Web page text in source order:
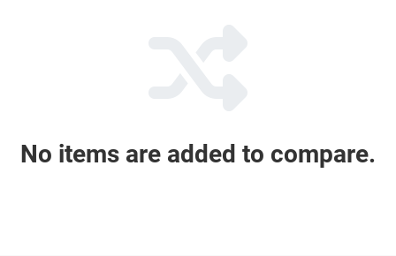
No items are added to compare.